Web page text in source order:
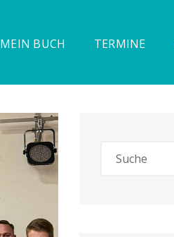
MEIN BUCH TERMINE